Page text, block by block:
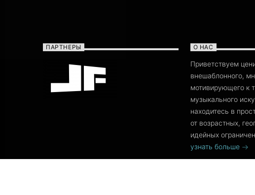
ПАРТНЕРЫ О НАС
Приветствуем
внешаблонного,
мотивирующего к
музыкального
находитесь в
от возрастных,
идейных
узнать больше